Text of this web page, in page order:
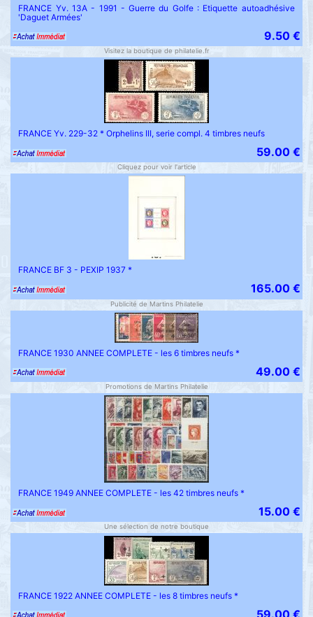
FRANCE Yv. 13A - 1991 - Guerre du Golfe : Etiquette autoadhésive
'Daguet Armées'
9.50 €
Visitez la boutique de philatelie.fr
FRANCE Yv. 229-32 * Orphelins III, serie compl. 4 timbres neufs
59.00 €
Cliquez pour voir l'article
FRANCE BF 3 - PEXIP 1937 *
165.00 €
Publicité de Martins Philatelie
FRANCE 1930 ANNEE COMPLETE - les 6 timbres neufs *
49.00 €
Promotions de Martins Philatelie
FRANCE 1949 ANNEE COMPLETE - les 42 timbres neufs *
15.00 €
Une sélection de notre boutique
FRANCE 1922 ANNEE COMPLETE - les 8 timbres neufs *
59.00 €